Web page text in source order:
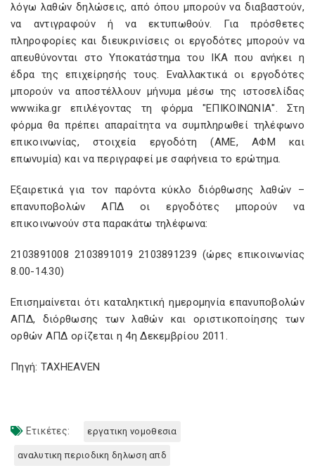
λόγω λαθών δηλώσεις, από όπου μπορούν να διαβαστούν,
να αντιγραφούν ή να εκτυπωθούν. Για πρόσθετες
πληροφορίες και διευκρινίσεις οι εργοδότες μπορούν να
απευθύνονται στο Υποκατάστημα του ΙΚΑ που ανήκει η
έδρα της επιχείρησής τους. Εναλλακτικά οι εργοδότες
μπορούν να αποστέλλουν μήνυμα μέσω της ιστοσελίδας
www.ika.gr επιλέγοντας τη φόρμα "ΕΠΙΚΟΙΝΩΝΙΑ". Στη
φόρμα θα πρέπει απαραίτητα να συμπληρωθεί τηλέφωνο
επικοινωνίας, στοιχεία εργοδότη (ΑΜΕ, ΑΦΜ και
επωνυμία) και να περιγραφεί με σαφήνεια το ερώτημα.
Eξαιρετικά για τον παρόντα κύκλο διόρθωσης λαθών –
επανυποβολών ΑΠΔ οι εργοδότες μπορούν να
επικοινωνούν στα παρακάτω τηλέφωνα:
2103891008 2103891019 2103891239 (ώρες επικοινωνίας
8.00-14.30)
Επισημαίνεται ότι καταληκτική ημερομηνία επανυποβολών
ΑΠΔ, διόρθωσης των λαθών και οριστικοποίησης των
ορθών ΑΠΔ ορίζεται η 4η Δεκεμβρίου 2011.
Πηγή: TAXHEAVEN
Ετικέτες: εργατικη νομοθεσια
αναλυτικη περιοδικη δηλωση απδ